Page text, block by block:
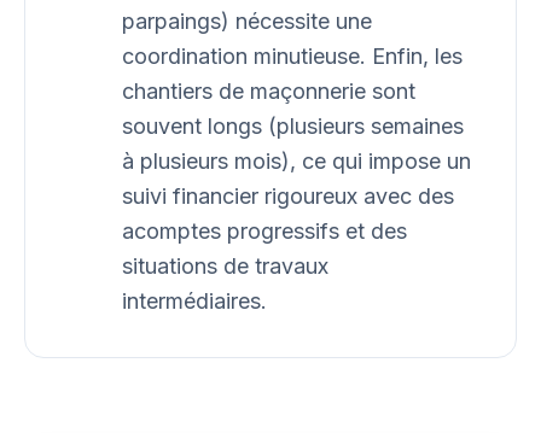
parpaings) nécessite une
coordination minutieuse. Enfin, les
chantiers de maçonnerie sont
souvent longs (plusieurs semaines
à plusieurs mois), ce qui impose un
suivi financier rigoureux avec des
acomptes progressifs et des
situations de travaux
intermédiaires.